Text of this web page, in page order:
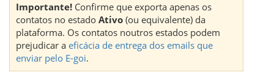
Importante! Confirme que exporta apenas os
contatos no estado Ativo (ou equivalente) da
plataforma. Os contatos noutros estados podem
prejudicar a eficácia de entrega dos emails que
enviar pelo E-goi.